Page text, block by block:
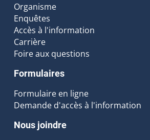
Organisme
Enquêtes
Accès à l'information
Carrière
Foire aux questions
Formulaires
Formulaire en ligne
Demande d'accès à l'information
Nous joindre